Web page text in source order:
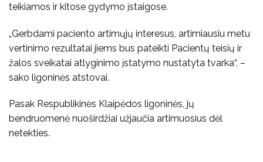
teikiamos ir kitose gydymo įstaigose.
„Gerbdami paciento artimųjų interesus, artimiausiu metu
vertinimo rezultatai jiems bus pateikti Pacientų teisių ir
žalos sveikatai atlyginimo įstatymo nustatyta tvarka“, –
sako ligoninės atstovai.
Pasak Respublikinės Klaipėdos ligoninės, jų
bendruomenė nuoširdžiai užjaučia artimuosius dėl
netekties.